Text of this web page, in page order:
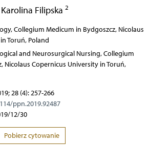
Karolina Filipska 2
Collegium Medicum in Bydgoszcz, Nicolaus
Toruń, Poland
and Neurosurgical Nursing, Collegium
Nicolaus Copernicus University in Toruń,
28 (4): 257-266
ppn.2019.92487
12/30
Pobierz cytowanie